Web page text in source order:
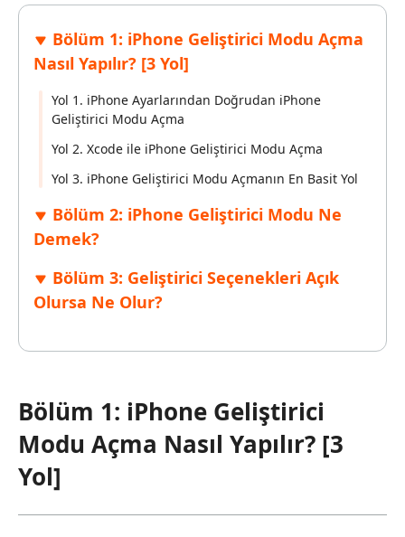
Bölüm 1: iPhone Geliştirici Modu Açma
Nasıl Yapılır? [3 Yol]
Yol 1. iPhone Ayarlarından Doğrudan iPhone
Geliştirici Modu Açma
Yol 2. Xcode ile iPhone Geliştirici Modu Açma
Yol 3. iPhone Geliştirici Modu Açmanın En Basit Yol
Bölüm 2: iPhone Geliştirici Modu Ne
Demek?
Bölüm 3: Geliştirici Seçenekleri Açık
Olursa Ne Olur?
Bölüm 1: iPhone Geliştirici
Modu Açma Nasıl Yapılır? [3
Yol]